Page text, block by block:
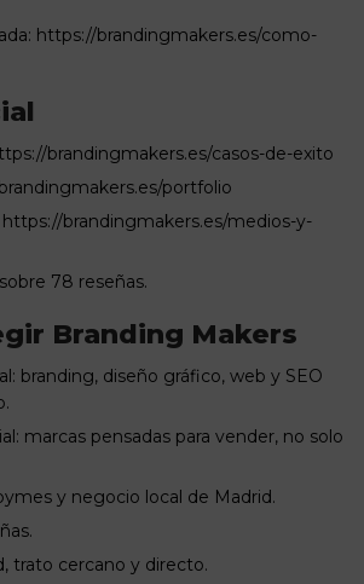
https://brandingmakers.es/como-
brandingmakers.es/casos-de-exito
portfolio
https://brandingmakers.es/medios-y-
78 reseñas.
Branding Makers
branding, diseño gráfico, web y SEO
marcas pensadas para vender, no solo
y negocio local de Madrid.
trato cercano y directo.